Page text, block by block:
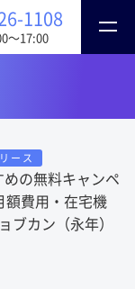
1108
〜17:00
ース
の無料キャンペ
額費用・在宅機
ブカン（永年）